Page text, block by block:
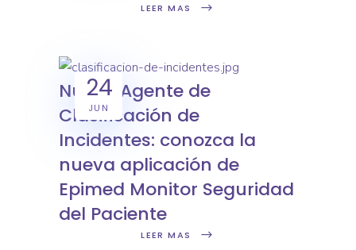
LEER MAS
24
JUN
Nuevo Agente de
Clasificación de
Incidentes: conozca la
nueva aplicación de
Epimed Monitor Seguridad
del Paciente
LEER MAS